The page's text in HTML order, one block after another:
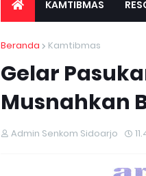
KAMTIBMAS
Beranda Kamtibmas
Gelar
Musnahkan
Admin Senkom Sidoarjo